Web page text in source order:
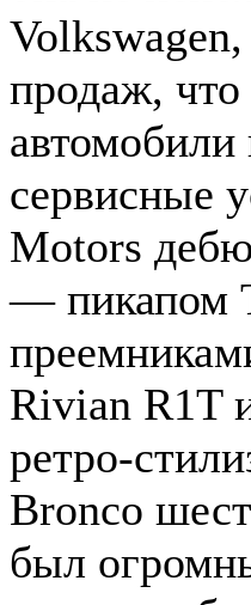
продаж,
сервисные
Motors
— пикапом
Rivian R1T
ретро-
Bronco
был